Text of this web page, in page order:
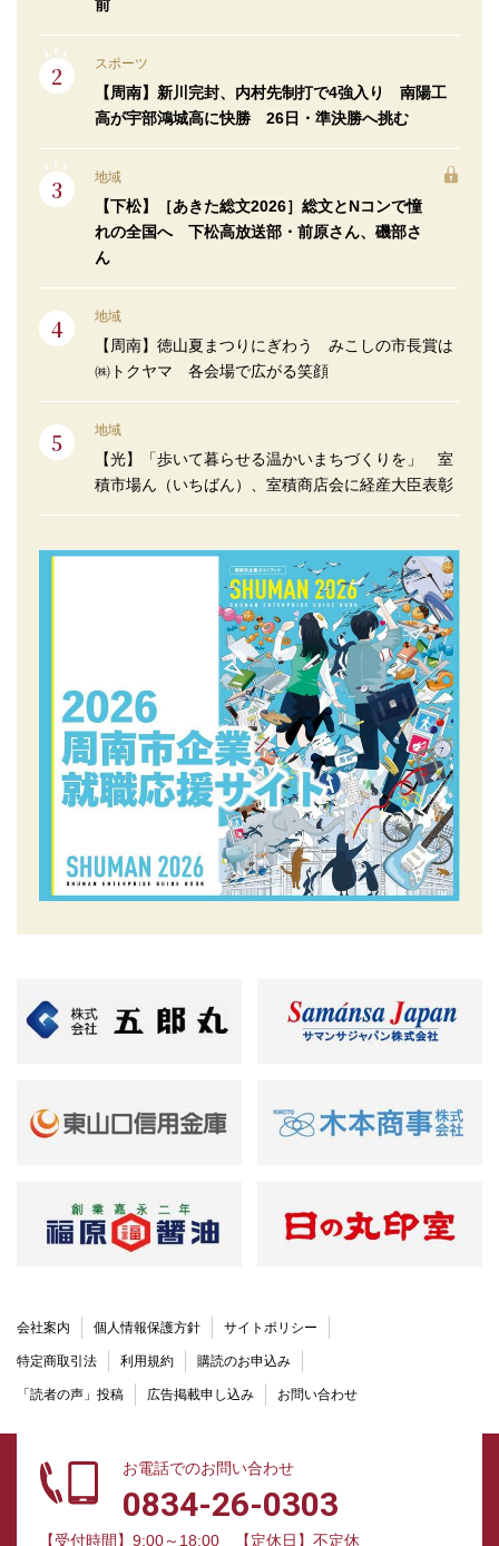
前
スポーツ
【周南】新川完封、内村先制打で4強入り 南陽工
高が宇部鴻城高に快勝 26日・準決勝へ挑む
地域
【下松】［あきた総文2026］総文とNコンで憧
れの全国へ 下松高放送部・前原さん、磯部さ
ん
地域
【周南】徳山夏まつりにぎわう みこしの市長賞は
㈱トクヤマ 各会場で広がる笑顔
地域
【光】「歩いて暮らせる温かいまちづくりを」 室
積市場ん（いちばん）、室積商店会に経産大臣表彰
会社案内 個人情報保護方針 サイトポリシー
特定商取引法 利用規約 購読のお申込み
「読者の声」投稿 広告掲載申し込み お問い合わせ
お電話でのお問い合わせ
0834-26-0303
【受付時間】9:00～18:00 【定休日】不定休